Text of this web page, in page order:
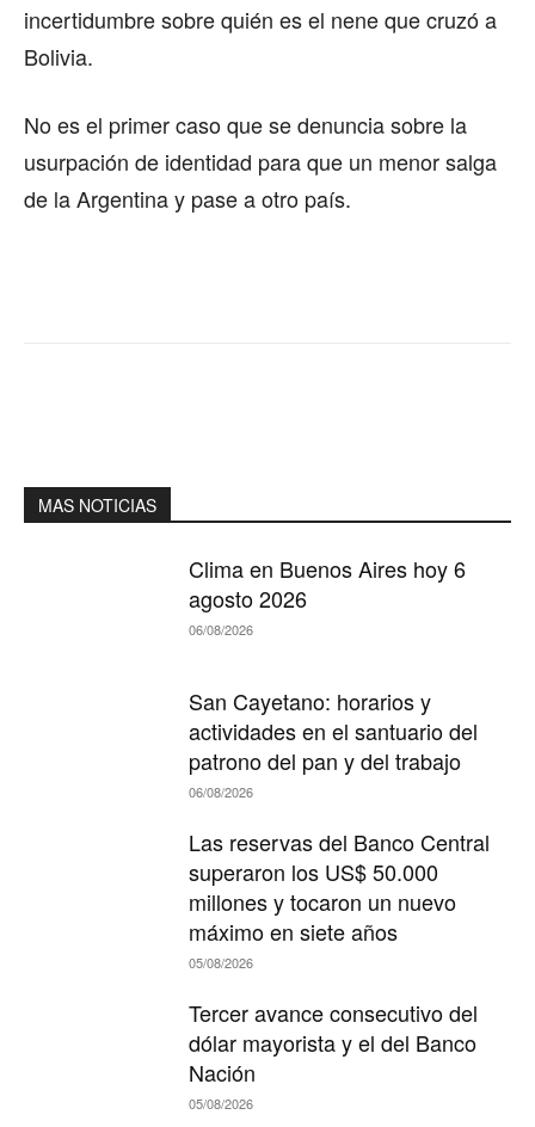
incertidumbre sobre quién es el nene que cruzó a
Bolivia.
No es el primer caso que se denuncia sobre la
usurpación de identidad para que un menor salga
de la Argentina y pase a otro país.
MAS NOTICIAS
Clima en Buenos Aires hoy 6
agosto 2026
06/08/2026
San Cayetano: horarios y
actividades en el santuario del
patrono del pan y del trabajo
06/08/2026
Las reservas del Banco Central
superaron los US$ 50.000
millones y tocaron un nuevo
máximo en siete años
05/08/2026
Tercer avance consecutivo del
dólar mayorista y el del Banco
Nación
05/08/2026